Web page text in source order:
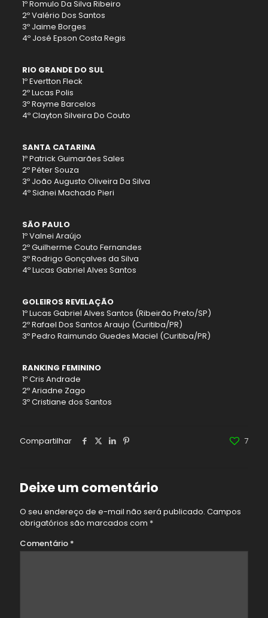
1º Romulo Da Silva Ribeiro
2º Valério Dos Santos
3º Jaime Borges
4º José Epson Costa Regis
RIO GRANDE DO SUL
1º Evertton Fleck
2º Lucas Polis
3º Rayme Barcelos
4º Clayton Silveira Do Couto
SANTA CATARINA
1º Patrick Guimarães Sales
2º Péter Souza
3º João Augusto Oliveira Da Silva
4º Sidnei Machado Pieri
SÃO PAULO
1º Valnei Araújo
2º Guilherme Couto Fernandes
3º Rodrigo Gonçalves da Silva
4º Lucas Gabriel Alves Santos
GOLEIROS REVELAÇÃO
1º Lucas Gabriel Alves Santos (Ribeirão Preto/SP)
2º Rafael Dos Santos Araujo (Curitiba/PR)
3º Pedro Raimundo Guedes Maciel (Curitiba/PR)
RANKING FEMININO
1º Cris Andrade
2º Ariadne Zago
3º Cristiane dos Santos
Compartilhar 7
Deixe um comentário
O seu endereço de e-mail não será publicado. Campos
obrigatórios são marcados com *
Comentário *